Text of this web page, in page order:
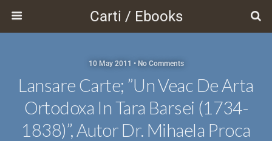
Carti / Ebooks
10 May 2011 • No Comments
Lansare Carte; ”Un Veac De Arta
Ortodoxa In Tara Barsei (1734-
1838)”, Autor Dr. Mihaela Proca